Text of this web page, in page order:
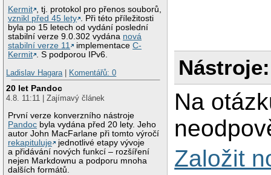
Kermit , tj. protokol pro přenos souborů,
vznikl před 45 lety . Při této příležitosti
byla po 15 letech od vydání poslední
stabilní verze 9.0.302 vydána nová
stabilní verze 11
implementaceC-
Kermit . S podporou IPv6.
Ladislav Hagara | Komentářů: 0
20 let Pandoc
4.8. 11:11 | Zajímavý článek
První verze konverzního nástroje
Pandoc byla vydána před 20 lety. Jeho
autor John MacFarlane při tomto výročí
rekapituluje
jednotlivé etapy vývoje
a přidávání nových funkcí – rozšíření
nejen Markdownu a podporu mnoha
dalších formátů.
Nástroje:
Na
Založit